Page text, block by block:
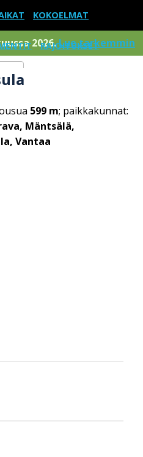
KOKOELMAT
RAJOITUKSET
2026.Lue tarkemmin
599 m; paikkakunnat:
Mäntsälä,
Vantaa